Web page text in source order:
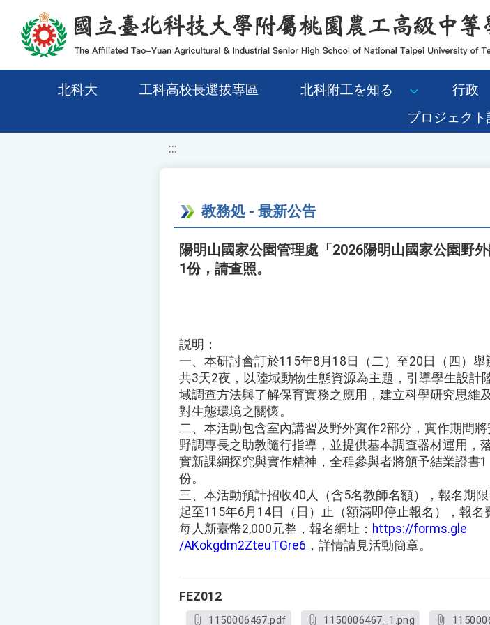
移至網頁之主要內容區位置
北科大 工科高校長選拔專區 北科附工を知る 行政
プロジェクト
:::
教務処 - 最新公告
陽明山國家公園管理處「2026陽明山國家公園野
1份，請查照。
説明：
一、本研討會訂於115年8月18日（二）至20日（四）舉
共3天2夜，以陸域動物生態資源為主題，引導學生設計
域調查方法與了解保育實務之應用，建立科學研究思維及
對生態環境之關懷。
二、本活動包含室內講習及野外實作2部分，實作期間
野調專長之助教隨行指導，並提供基本調查器材運用，
實新課綱探究與實作精神，全程參與者將頒予結業證書1
份。
三、本活動預計招收40人（含5名教師名額），報名期限
起至115年6月14日（日）止（額滿即停止報名），報名
每人新臺幣2,000元整，報名網址： https://forms.gle
/AKokgdm2ZteuTGre6 ，詳情請見活動簡章。
FEZ012
1150006467.pdf 1150006467_1.png